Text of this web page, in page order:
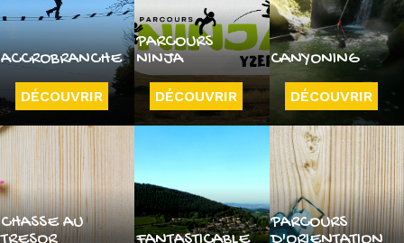
ACCROBRANCHE
DÉCOUVRIR
PARCOURS
NINJA
DÉCOUVRIR
CANYONING
DÉCOUVRIR
CHASSE AU
PARCOURS